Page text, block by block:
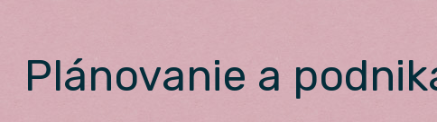
Plánovanie a